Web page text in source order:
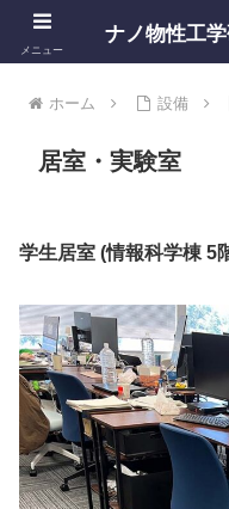
ホーム 設備
居室・実験室
学生居室 (情報科学棟 5
メニュー
ナノ物性工学